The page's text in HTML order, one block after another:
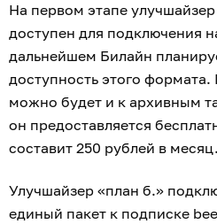
На первом этапе
доступен для подключения
дальнейшем Билайн
доступность этого
можно будет и к архивным
он предоставляется
составит 250 рублей в месяц.
Улучшайзер «план б.»
единый пакет к подписке